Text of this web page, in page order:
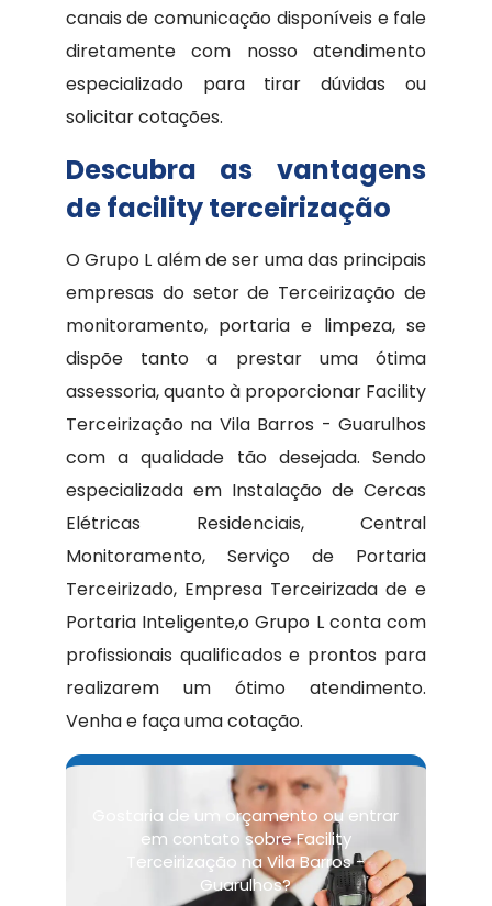
canais de comunicação disponíveis e fale
diretamente com nosso atendimento
especializado para tirar dúvidas ou
solicitar cotações.
Descubra as vantagens
de facility terceirização
O Grupo L além de ser uma das principais
empresas do setor de Terceirização de
monitoramento, portaria e limpeza, se
dispõe tanto a prestar uma ótima
assessoria, quanto à proporcionar Facility
Terceirização na Vila Barros - Guarulhos
com a qualidade tão desejada. Sendo
especializada em Instalação de Cercas
Elétricas Residenciais, Central
Monitoramento, Serviço de Portaria
Terceirizado, Empresa Terceirizada de e
Portaria Inteligente,o Grupo L conta com
profissionais qualificados e prontos para
realizarem um ótimo atendimento.
Venha e faça uma cotação.
Gostaria de um orçamento ou entrar
em contato sobre Facility
Terceirização na Vila Barros -
Guarulhos?